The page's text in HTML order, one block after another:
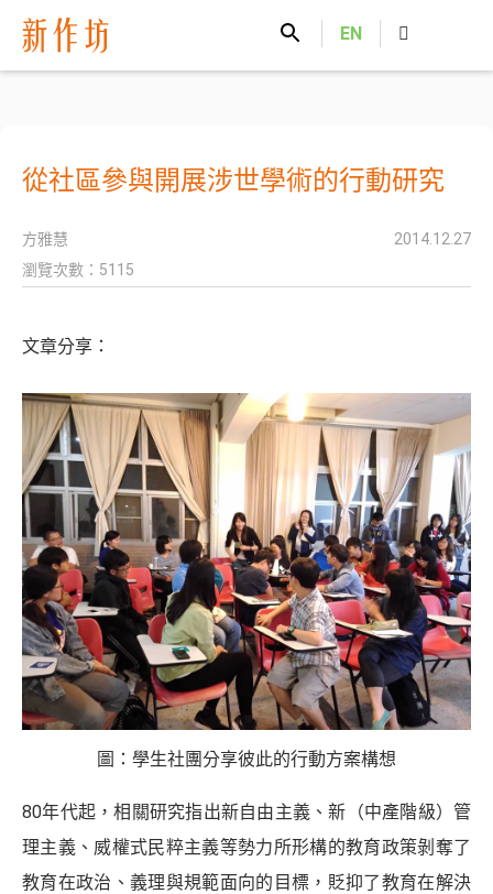
EN
從社區參與開展涉世學術的行動研究
方雅慧
2014.12.27
瀏覽次數：5115
文章分享：
圖：學生社團分享彼此的行動方案構想
80年代起，相關研究指出新自由主義、新（中產階級）管
理主義、威權式民粹主義等勢力所形構的教育政策剝奪了
教育在政治、義理與規範面向的目標，貶抑了教育在解決